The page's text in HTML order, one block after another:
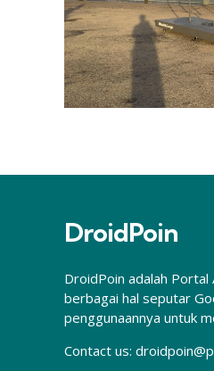
DroidPoin
DroidPoin adalah
berbagai hal seputar
penggunaannya untuk
Contact us: